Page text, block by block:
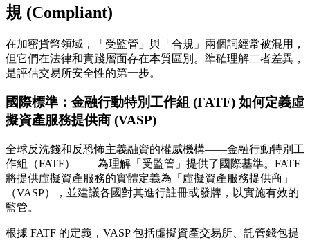
規 (Compliant)
在加密貨幣領域，「受監管」與「合規」兩個詞經常被混用，
但它們在法律和實踐層面存在本質區別。準確理解二者差異，
是評估交易所安全性的第一步。
國際標準：金融行動特別工作組 (FATF) 如何定義虛
擬資產服務提供商 (VASP)
全球反洗錢和反恐怖主義融資的權威機構——金融行動特別工
作組（FATF）——為理解「受監管」提供了國際基準。FATF
將提供虛擬資產服務的實體定義為「虛擬資產服務提供商」
（VASP），並建議各國對其進行註冊或發牌，以實施有效的
監管。
根據 FATF 的定義，VASP 包括虛擬資產交易所、託管錢包提